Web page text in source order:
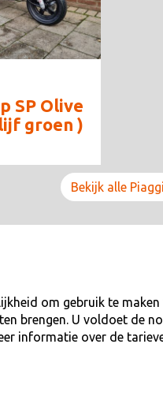
SP Olive
groen )
Bekijk alle
om gebruik te
brengen. U voldoet de
informatie over de